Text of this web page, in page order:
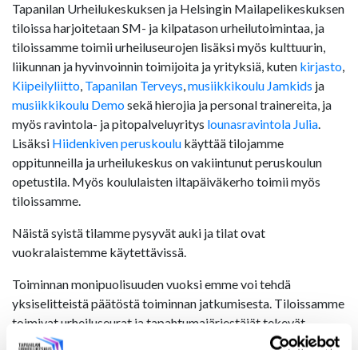
Tapanilan Urheilukeskuksen ja Helsingin Mailapelikeskuksen
tiloissa harjoitetaan SM- ja kilpatason urheilutoimintaa, ja
tiloissamme toimii urheiluseurojen lisäksi myös kulttuurin,
liikunnan ja hyvinvoinnin toimijoita ja yrityksiä, kuten kirjasto,
Kiipeilyliitto, Tapanilan Terveys,musiikkikoulu Jamkids ja
musiikkikoulu Demosekä hierojia ja personal trainereita, ja
myös ravintola- ja pitopalveluyritys lounasravintola Julia.
Lisäksi Hiidenkiven peruskoulu käyttää tilojamme
oppitunneilla ja urheilukeskus on vakiintunut peruskoulun
opetustila. Myös koululaisten iltapäiväkerho toimii myös
tiloissamme.
Näistä syistä tilamme pysyvät auki ja tilat ovat
vuokralaistemme käytettävissä.
Toiminnan monipuolisuuden vuoksi emme voi tehdä
yksiselitteistä päätöstä toiminnan jatkumisesta. Tiloissamme
toimivat urheiluseurat ja tapahtumajärjestäjät tekevät
päätökset toiminnan jatkumisesta ja itse ja huolehtivat